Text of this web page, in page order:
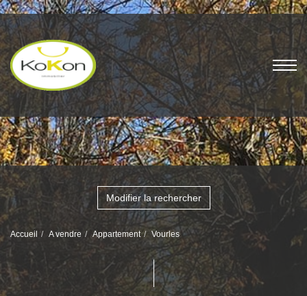
Modifier la rechercher
Accueil A vendre Appartement Vourles